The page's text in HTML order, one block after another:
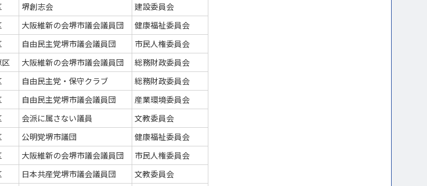
堺創志会
建設委員会
大阪維新の会堺市議会議員団
健康福祉委員会
自由民主党堺市議会議員団
市民人権委員会
大阪維新の会堺市議会議員団
総務財政委員会
自由民主党・保守クラブ
総務財政委員会
自由民主党堺市議会議員団
産業環境委員会
会派に属さない議員
文教委員会
公明党堺市議団
健康福祉委員会
大阪維新の会堺市議会議員団
市民人権委員会
日本共産党堺市議会議員団
文教委員会